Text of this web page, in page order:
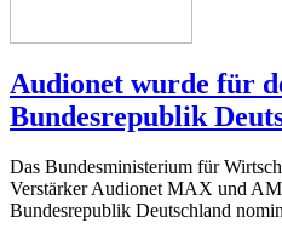
Audionet wurde für
Bundesrepublik
Das Bundesministerium für
Verstärker Audionet MAX und
Bundesrepublik Deutschland